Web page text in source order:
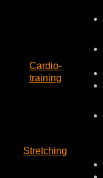
Cardio-
training
Stretching